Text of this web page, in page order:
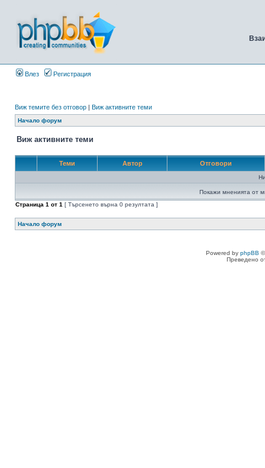
Влез Регистрация
Виж темите без отговор | Виж активните теми
Начало форум
Виж активните теми
Теми Автор Отговори
Покажи мненията от
Страница 1 от 1 [ Търсенето върна 0 резултата ]
Начало форум
Powered by phpBB
Преведено